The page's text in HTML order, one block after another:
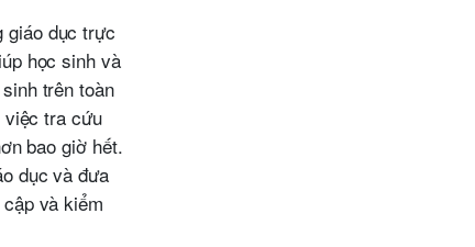
giáo dục trực
học sinh và
trên toàn
việc tra cứu
bao giờ hết.
dục và đưa
và kiểm